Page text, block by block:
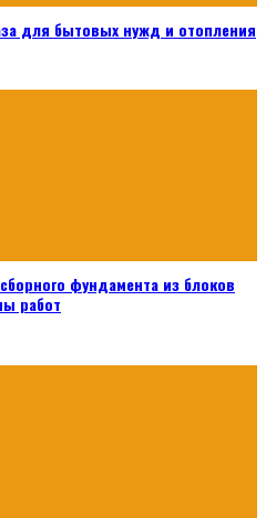
для бытовых нужд и отопления
фундамента из блоков
работ